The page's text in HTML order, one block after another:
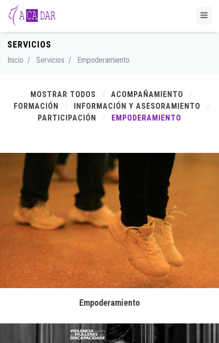
SERVICIOS
Inicio / Servicios / Empoderamiento
MOSTRAR TODOS
ACOMPAÑAMIENTO
FORMACIÓN
INFORMACIÓN Y ASESORAMIENTO
PARTICIPACIÓN
EMPODERAMIENTO
Empoderamiento